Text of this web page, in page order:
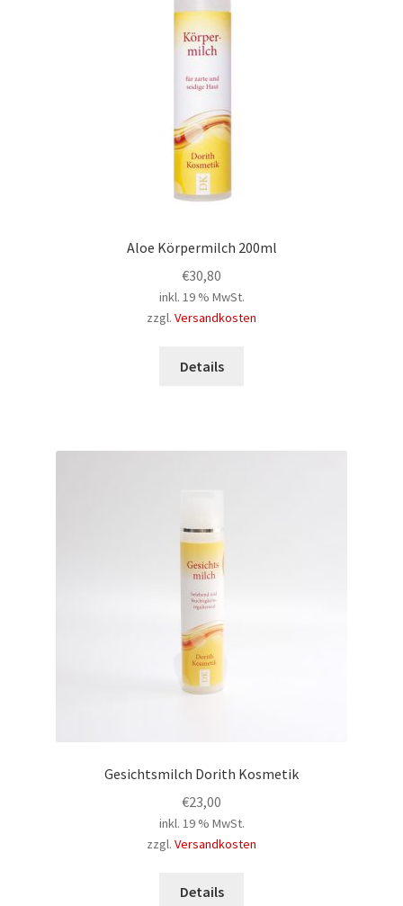
Aloe Körpermilch 200ml
€30,80
inkl. 19 % MwSt.
zzgl. Versandkosten
Details
Gesichtsmilch Dorith Kosmetik
€23,00
inkl. 19 % MwSt.
zzgl. Versandkosten
Details